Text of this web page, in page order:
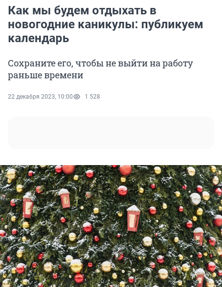
Как мы будем отдыхать в
новогодние каникулы: публикуем
календарь
Сохраните его, чтобы не выйти на работу
раньше времени
22 декабря 2023, 10:00 1 528